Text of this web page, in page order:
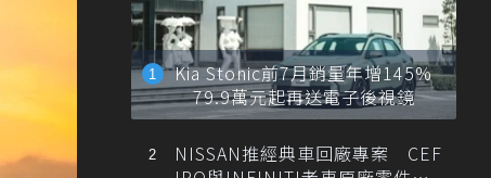
Kia Stonic前7月銷量年增145%
79.9萬元起再送電子後視鏡
NISSAN推經典車回廠專案 CEF